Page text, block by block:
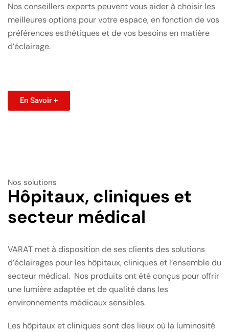
Nos conseillers experts peuvent vous aider à choisir les
meilleures options pour votre espace, en fonction de vos
préférences esthétiques et de vos besoins en matière
d’éclairage.
En Savoir +
Nos solutions
Hôpitaux, cliniques et
secteur médical
VARAT met à disposition de ses clients des solutions
d’éclairages pour les hôpitaux, cliniques et l’ensemble du
secteur médical. Nos produits ont été conçus pour offrir
une lumière adaptée et de qualité dans les
environnements médicaux sensibles.
Les hôpitaux et cliniques sont des lieux où la luminosité